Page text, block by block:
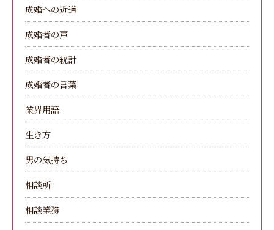
成婚への近道
成婚者の声
成婚者の統計
成婚者の言葉
業界用語
生き方
男の気持ち
相談所
相談業務